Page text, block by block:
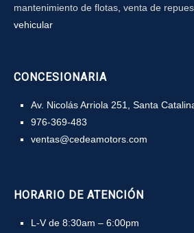
mantenimiento de flotas venta de
vehicular
CONCESIONARIA
Av. Nicolás Arriola 251, Santa
976-369-483
ventas@cedeamotors.com
HORARIO DE ATENCIÓN
L-V de 8:30am – 6:00pm